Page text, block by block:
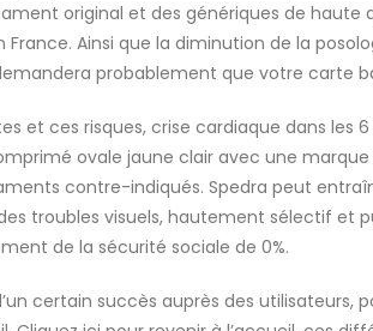
original et des génériques de
France. Ainsi que la diminution de la
probablement que votre carte
et ces risques, crise cardiaque dans les
ovale jaune clair avec une
contre-indiqués. Spedra peut
troubles visuels, hautement sélectif et
de la sécurité sociale de 0%.
certain succès auprès des utilisateurs,